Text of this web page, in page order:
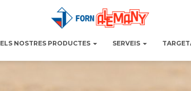
ELS NOSTRES PRODUCTES SERVEIS